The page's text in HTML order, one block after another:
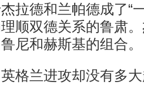
拉德和兰帕德成了“
顺双德关系的鲁肃
尼和赫斯基的组合。
兰进攻却没有多大